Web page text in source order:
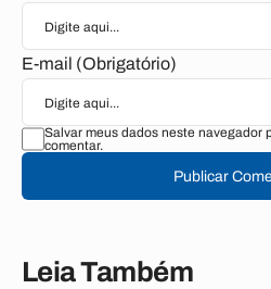
E-mail (Obrigatório)
Salvar meus dados neste navegador
comentar.
Publicar
Leia Também